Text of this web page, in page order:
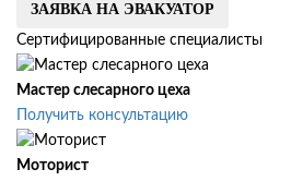
ЗАЯВКА НА ЭВАКУАТОР
Сертифицированные специалисты
Мастер слесарного цеха
Получить консультацию
Моторист